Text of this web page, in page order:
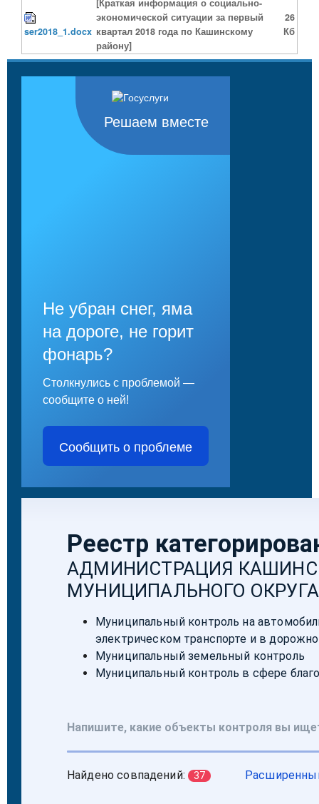
ser2018_1.docx
[Краткая информация о социально-
экономической ситуации за первый
квартал 2018 года по Кашинскому
району]
26
Кб
Решаем вместе
Не убран снег, яма
на дороге, не горит
фонарь?
Столкнулись с проблемой —
сообщите о ней!
Сообщить о проблеме